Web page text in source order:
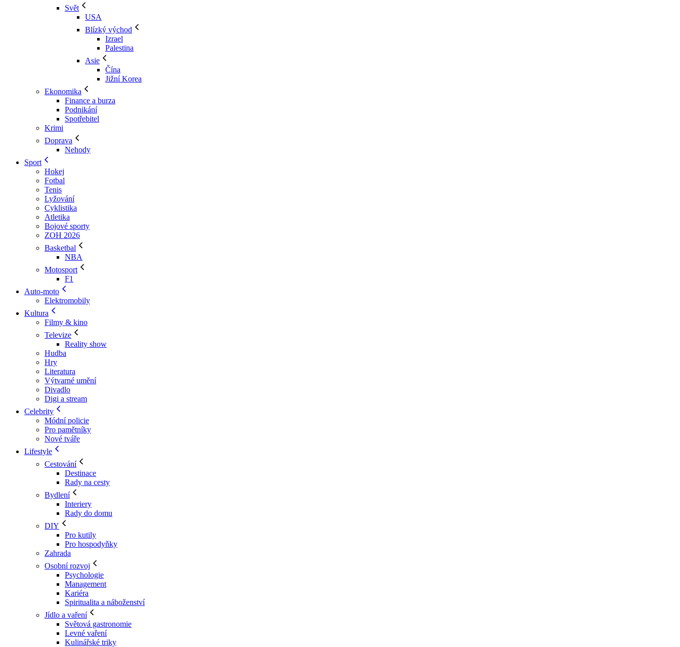
Svět
USA
Blízký východ
Izrael
Palestina
Asie
Čína
Jižní Korea
Ekonomika
Finance a burza
Podnikání
Spotřebitel
Krimi
Doprava
Nehody
Sport
Hokej
Fotbal
Tenis
Lyžování
Cyklistika
Atletika
Bojové sporty
ZOH 2026
Basketbal
NBA
Motosport
F1
Auto-moto
Elektromobily
Kultura
Filmy & kino
Televize
Reality show
Hudba
Hry
Literatura
Výtvarné umění
Divadlo
Digi a stream
Celebrity
Módní policie
Pro pamětníky
Nové tváře
Lifestyle
Cestování
Destinace
Rady na cesty
Bydlení
Interiery
Rady do domu
DIY
Pro kutily
Pro hospodyňky
Zahrada
Osobní rozvoj
Psychologie
Management
Kariéra
Spiritualita a náboženství
Jídlo a vaření
Světová gastronomie
Levné vaření
Kulinářské triky